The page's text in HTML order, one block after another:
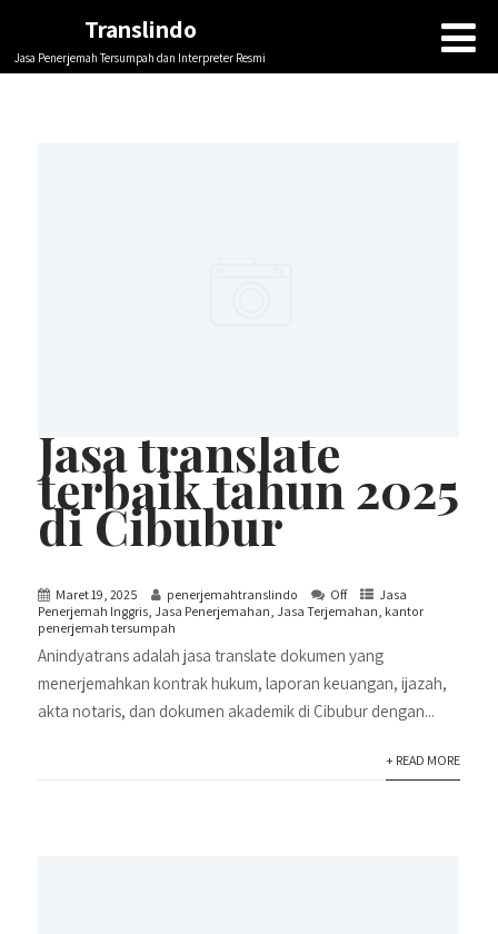
Translindo
Jasa Penerjemah Tersumpah dan Interpreter Resmi
Jasa translate
terbaik tahun 2025
di Cibubur
Maret 19, 2025 penerjemahtranslindo Off
Jasa
Penerjemah Inggris Jasa Penerjemahan Jasa Terjemahan kantor
penerjemah tersumpah
Anindyatrans adalah jasa translate dokumen yang
menerjemahkan kontrak hukum, laporan keuangan, ijazah,
akta notaris, dan dokumen akademik di Cibubur dengan...
+ READ MORE